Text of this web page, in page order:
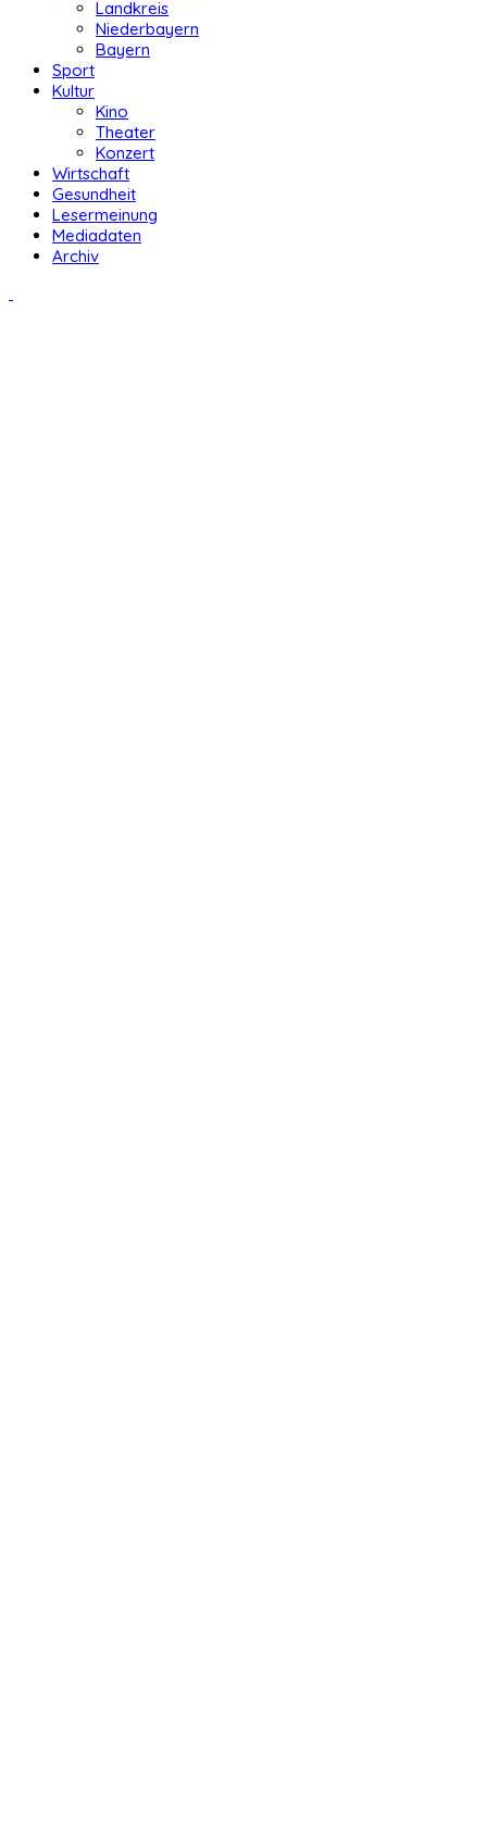
Landkreis
Niederbayern
Bayern
Sport
Kultur
Kino
Theater
Konzert
Wirtschaft
Gesundheit
Lesermeinung
Mediadaten
Archiv